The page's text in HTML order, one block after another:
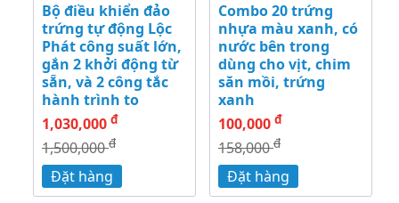
Bộ điều khiển đảo
trứng tự động Lộc
Phát công suất lớn,
gắn 2 khởi động từ
sẵn, và 2 công tắc
hành trình to
1,030,000 đ
1,500,000đ
Đặt hàng
Combo 20 trứng
nhựa màu xanh, có
nước bên trong
dùng cho vịt, chim
săn mồi, trứng
xanh
100,000 đ
158,000đ
Đặt hàng